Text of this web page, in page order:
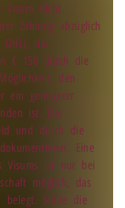
Visum nicht
Zahlung abzüglich
der
€ 150 durch die
den
ein geringerer
ist. Die
und durch die
Eine
Visums ist nur bei
möglich, das
belegt. Sollte die